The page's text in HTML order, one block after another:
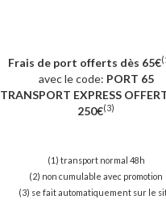
Frais de port offerts dès 65€
avec le code: PORT 65
TRANSPORT EXPRESS
250€(3)
(1) transport normal 48h
(2) non cumulable avec promotion
(3) se fait automatiquement sur le